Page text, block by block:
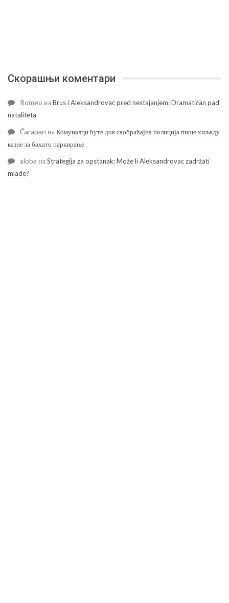
Скорашњи коментари
Romeo наBrus i Aleksandrovac pred nestajanjem: Dramatičan pad
nataliteta
Čarapan наКомуналци ћуте док саобраћајна полиција пише хиљаду
казне за бахато паркирање
sloba наStrategija za opstanak: Može li Aleksandrovac zadržati
mlade?